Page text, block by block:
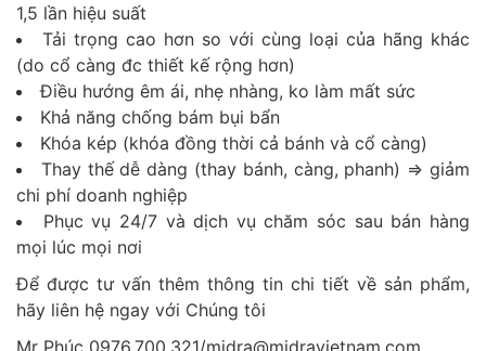
1,5 lần hiệu suất
Tải trọng cao hơn so với cùng loại của hãng khác
(do cổ càng đc thiết kế rộng hơn)
Điều hướng êm ái, nhẹ nhàng, ko làm mất sức
Khả năng chống bám bụi bẩn
Khóa kép (khóa đồng thời cả bánh và cổ càng)
Thay thế dễ dàng (thay bánh, càng, phanh) => giảm
chi phí doanh nghiệp
Phục vụ 24/7 và dịch vụ chăm sóc sau bán hàng
mọi lúc mọi nơi
Để được tư vấn thêm thông tin chi tiết về sản phẩm,
hãy liên hệ ngay với Chúng tôi